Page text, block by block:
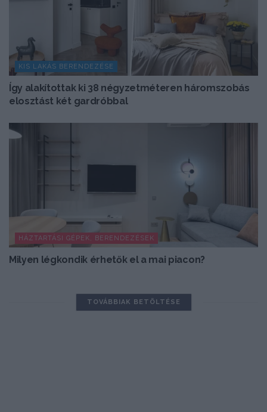
KIS LAKÁS BERENDEZÉSE
Így alakítottak ki 38 négyzetméteren háromszobás
elosztást két gardróbbal
HÁZTARTÁSI GÉPEK, BERENDEZÉSEK
Milyen légkondik érhetők el a mai piacon?
TOVÁBBIAK BETÖLTÉSE